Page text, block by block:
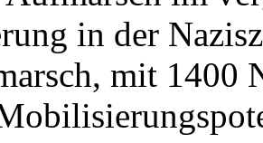
in der
mit 1400